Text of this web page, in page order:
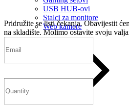
USB HUB-ovi
Stalci za monitore
Web kamere
Pridružite se listi čekanja. Obavijestit
na skladište. Molimo ostavite svoju